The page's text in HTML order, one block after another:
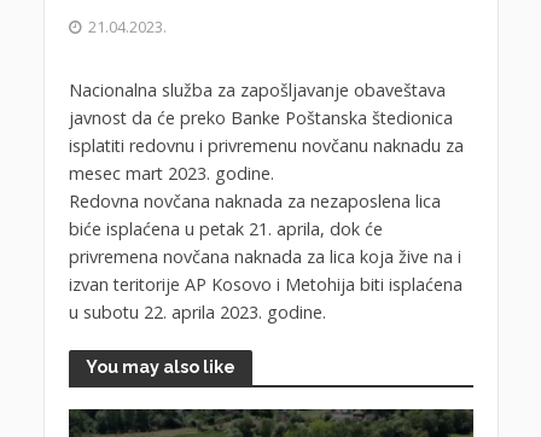
21.04.2023.
Nacionalna služba za zapošljavanje obaveštava
javnost da će preko Banke Poštanska štedionica
isplatiti redovnu i privremenu novčanu naknadu za
mesec mart 2023. godine.
Redovna novčana naknada za nezaposlena lica
biće isplaćena u petak 21. aprila, dok će
privremena novčana naknada za lica koja žive na i
izvan teritorije AP Kosovo i Metohija biti isplaćena
u subotu 22. aprila 2023. godine.
You may also like